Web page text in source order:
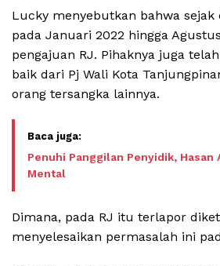
Lucky menyebutkan bahwa sejak
pada Januari 2022 hingga
pengajuan RJ. Pihaknya juga
baik dari Pj Wali Kota
orang tersangka lainnya.
Penuhi Panggilan Penyidik, Hasan
Mental
Dimana, pada RJ itu terlapor
menyelesaikan permasalah ini